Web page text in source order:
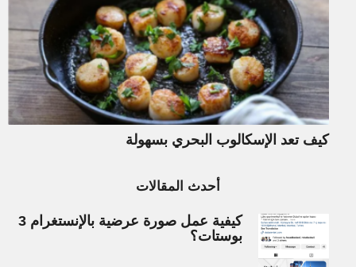
كيف تعد الإسكالوب البحري بسهولة
أحدث المقالات
كيفية عمل صورة عرضية بالإنستغرام 3
بوستات؟